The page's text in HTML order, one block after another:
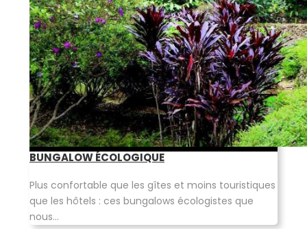
BUNGALOW ÉCOLOGIQUE
Plus confortable que les gîtes et moins touristiques
que les hôtels : ces bungalows écologistes que
nous...